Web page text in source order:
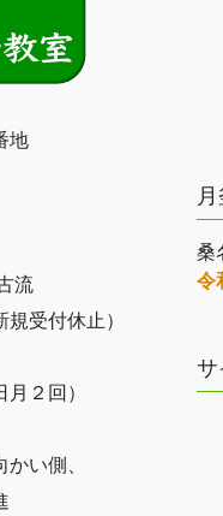
地
流
付休止）
２回）
い側、
桑
令
サ